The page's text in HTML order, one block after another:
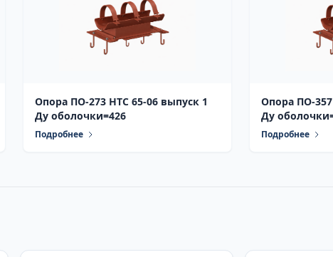
Опора ПО-273 НТС 65-06 выпуск 1
Ду оболочки=426
Подробнее
Опора ПО-357 НТС 65-06 выпуск 1
Ду
Подробнее